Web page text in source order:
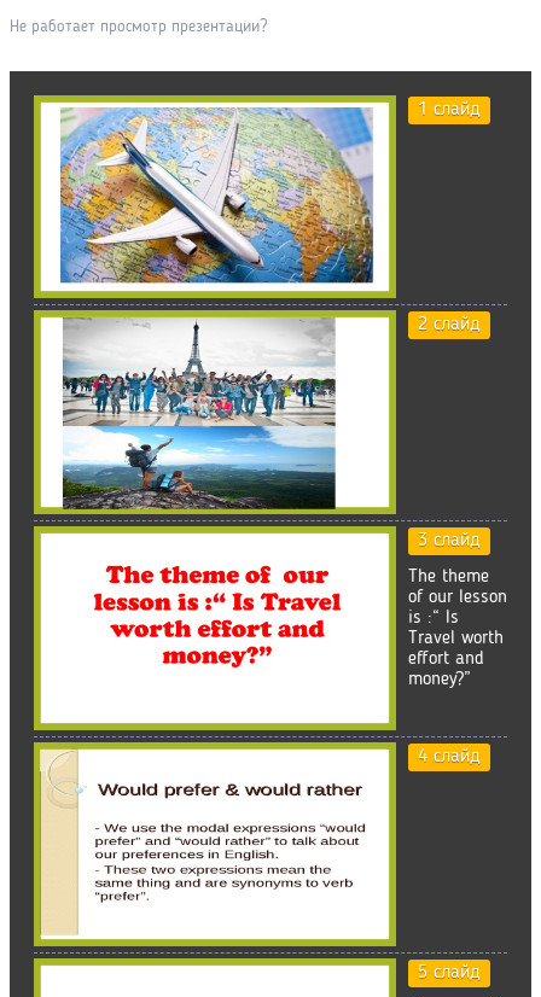
Не работает просмотр презентации?
1 слайд
2 слайд
3 слайд
The theme
of our lesson
is :“ Is
Travel worth
effort and
money?”
4 слайд
5 слайд